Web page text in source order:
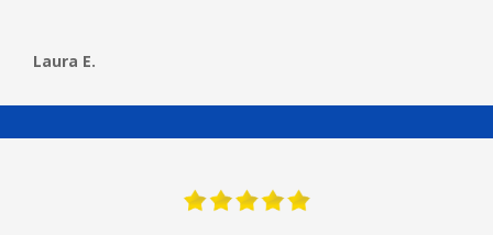
Laura E.